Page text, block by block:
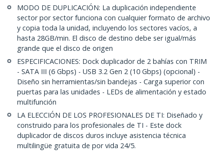
MODO DE DUPLICACIÓN: La duplicación independiente
sector por sector funciona con cualquier formato de archivo
y copia toda la unidad, incluyendo los sectores vacíos, a
hasta 28GB/min. El disco de destino debe ser igual/más
grande que el disco de origen
ESPECIFICACIONES: Dock duplicador de 2 bahías con TRIM
- SATA III (6 Gbps) - USB 3.2 Gen 2 (10 Gbps) (opcional) -
Diseño sin herramientas/sin bandejas - Carga superior con
puertas para las unidades - LEDs de alimentación y estado
multifunción
LA ELECCIÓN DE LOS PROFESIONALES DE TI: Diseñado y
construido para los profesionales de TI - Este dock
duplicador de discos duros incluye asistencia técnica
multilingüe gratuita de por vida 24/5.